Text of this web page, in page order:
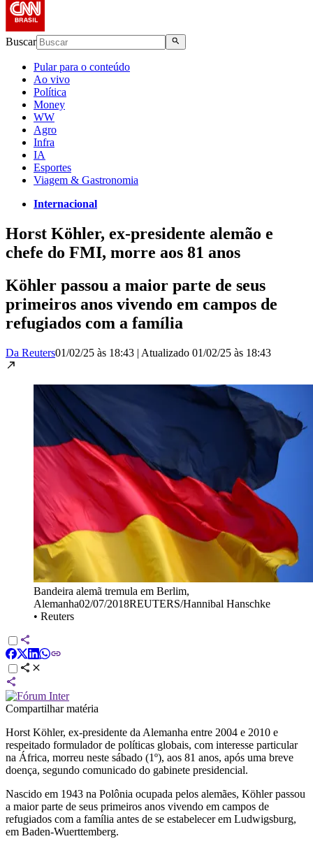
Buscar
Pular para o conteúdo
Ao vivo
Política
Money
WW
Agro
Infra
IA
Esportes
Viagem & Gastronomia
Internacional
Horst Köhler, ex-presidente alemão e
chefe do FMI, morre aos 81 anos
Köhler passou a maior parte de seus
primeiros anos vivendo em campos de
refugiados com a família
Da Reuters01/02/25 às 18:43 | Atualizado 01/02/25 às 18:43
Bandeira alemã tremula em Berlim,
Alemanha02/07/2018REUTERS/Hannibal Hanschke
• Reuters
Compartilhar matéria
Horst Köhler, ex-presidente da Alemanha entre 2004 e 2010 e
respeitado formulador de políticas globais, com interesse particular
na África, morreu neste sábado (1º), aos 81 anos, após uma breve
doença, segundo comunicado do gabinete presidencial.
Nascido em 1943 na Polônia ocupada pelos alemães, Köhler passou
a maior parte de seus primeiros anos vivendo em campos de
refugiados com a família antes de se estabelecer em Ludwigsburg,
em Baden-Wuerttemberg.